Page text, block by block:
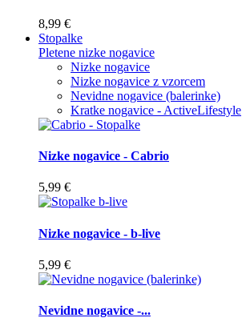
8,99 €
Stopalke
Pletene nizke nogavice
Nizke nogavice
Nizke nogavice z vzorcem
Nevidne nogavice (balerinke)
Kratke nogavice - ActiveLifestyle
Nizke nogavice - Cabrio
5,99 €
Nizke nogavice - b-live
5,99 €
Nevidne nogavice -...